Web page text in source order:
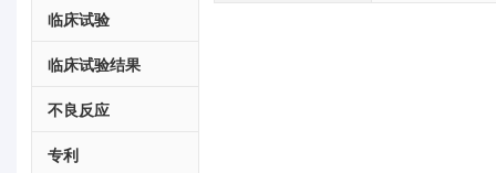
临床试验
临床试验结果
不良反应
专利